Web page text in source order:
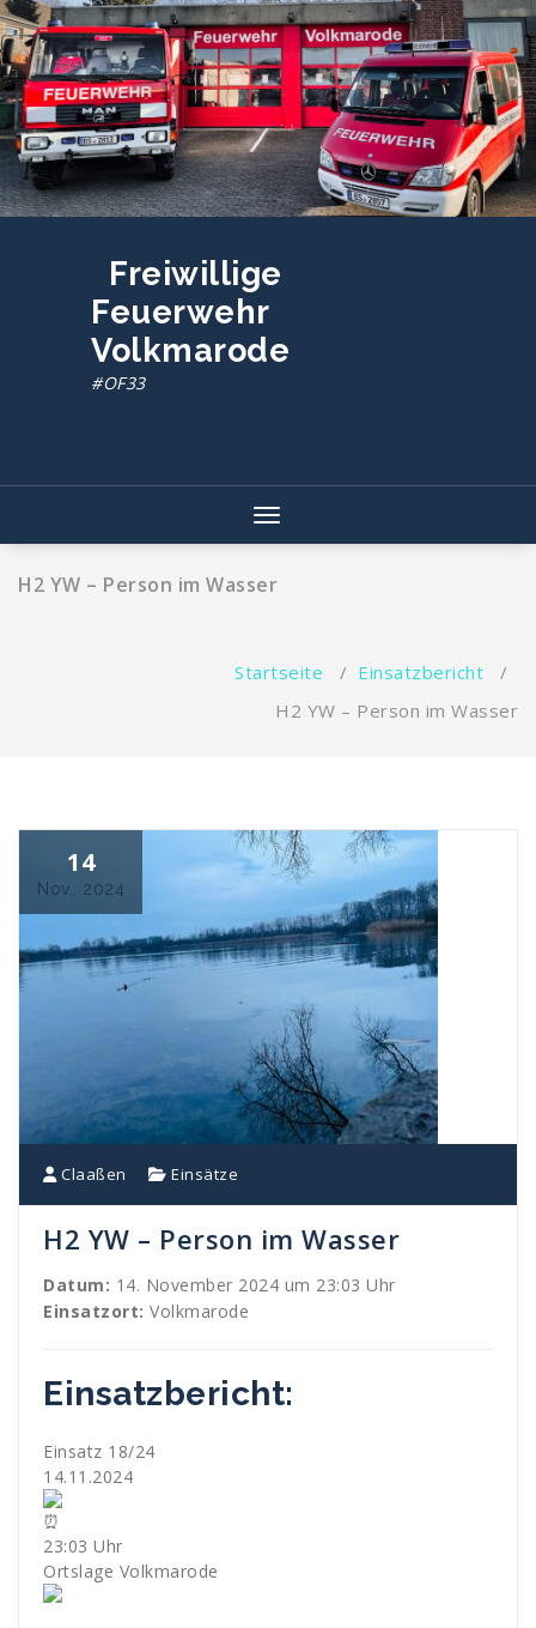
Zum
Inhalt
springen
Freiwillige
Feuerwehr
Volkmarode
#OF33
Toggle navigation
H2 YW – Person im Wasser
Startseite / Einsatzbericht /
H2 YW – Person im Wasser
14
Nov., 2024
Claaßen Einsätze
H2 YW – Person im Wasser
Datum: 14. November 2024 um 23:03 Uhr
Einsatzort: Volkmarode
Einsatzbericht:
Einsatz 18/24
14.11.2024
23:03 Uhr
Ortslage Volkmarode